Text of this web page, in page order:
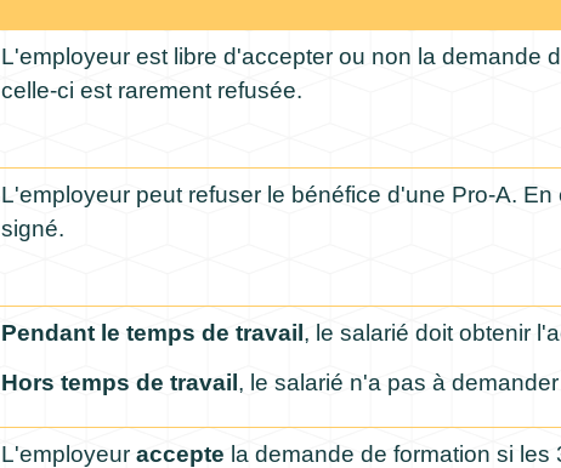
L'employeur est libre d'accepter ou non la demande
celle-ci est rarement refusée.
L'employeur peut refuser le bénéfice d'une Pro-A. En
signé.
Pendant le temps de travail, le salarié doit obtenir
Hors temps de travail , le salarié n'a pas à
L'employeur accepte la demande de formation si